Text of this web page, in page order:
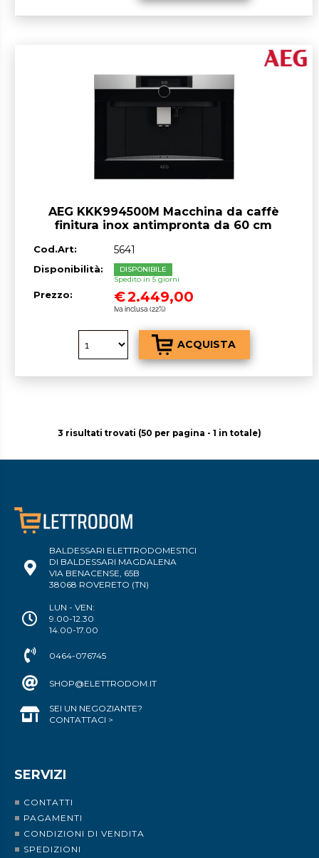
AEG KKK994500M Macchina da caffè
finitura inox antimpronta da 60 cm
Cod.Art: 5641
Disponibilità:
DISPONIBILE
Spedito in 5 giorni
Prezzo: €2.449,00
Iva inclusa (22%)
3 risultati trovati (50 per pagina - 1 in totale)
BALDESSARI ELETTRODOMESTICI
DI BALDESSARI MAGDALENA
VIA BENACENSE, 65B
38068 ROVERETO (TN)
LUN - VEN:
9.00-12.30
14.00-17.00
0464-076745
SHOP@ELETTRODOM.IT
SEI UN NEGOZIANTE?
CONTATTACI >
SERVIZI
CONTATTI
PAGAMENTI
CONDIZIONI DI VENDITA
SPEDIZIONI